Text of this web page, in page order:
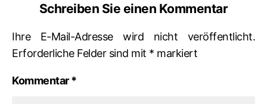
Schreiben Sie einen Kommentar
Ihre E-Mail-Adresse wird nicht veröffentlicht.
Erforderliche Felder sind mit * markiert
Kommentar*